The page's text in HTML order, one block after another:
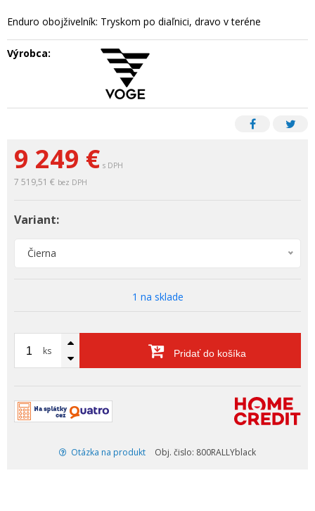
9 249 € s DPH
7 519,51 € bez DPH
Variant:
Čierna
1 na sklade
ks Pridať do košíka
Otázka na produkt Obj. čislo: 800RALLYblack
Enduro obojživelník: Tryskom po diaľnici, dravo v teréne
Výrobca: